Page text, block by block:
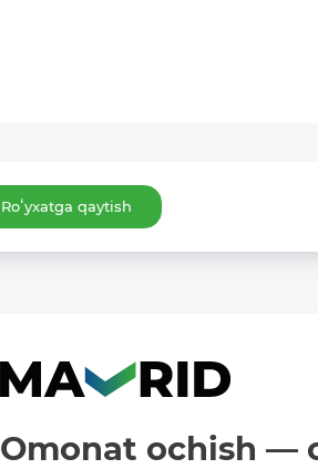
Roʻyxatga qaytish
Omonat ochish —